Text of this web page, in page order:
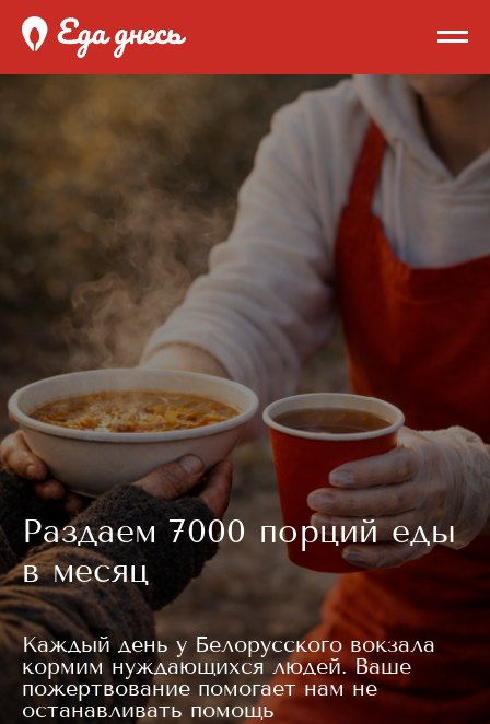
Раздаем 7000 порций еды
в месяц
Каждый день у Белорусского вокзала
кормим нуждающихся людей. Ваше
пожертвование помогает нам не
останавливать помощь